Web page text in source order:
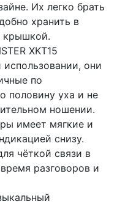
Их легко брать
хранить в
крышкой.
XKT15
они
по
половину уха и не
ношении.
имеет мягкие и
снизу.
чёткой связи в
разговоров и